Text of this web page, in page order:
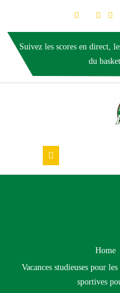
Suivez les scores en direct,
du
Home
Vacances studieuses pour
sportives